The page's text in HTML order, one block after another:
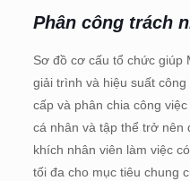
Phân công trách
Sơ đồ cơ cấu tổ chức giúp
giải trình và hiệu suất
cấp và phân chia công
cá nhân và tập thể trở nên
khích nhân viên làm việc
tối đa cho mục tiêu chung